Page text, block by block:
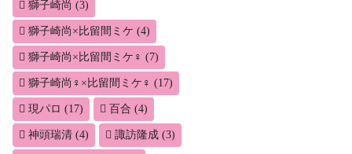
獅子崎尚 (3)
獅子崎尚×比留間ミケ (4)
獅子崎尚×比留間ミケ♀ (7)
獅子崎尚♀×比留間ミケ♀ (17)
現パロ (17) 百合 (4)
神頭瑞清 (4) 諏訪隆成 (3)